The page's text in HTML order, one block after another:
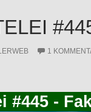
1
#445 -